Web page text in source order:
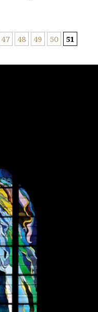
47 48 49 50 51